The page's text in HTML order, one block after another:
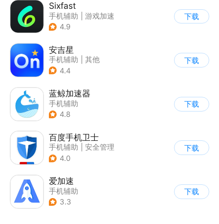
Sixfast
手机辅助
游戏加速
4.9
下载
安吉星
手机辅助
其他
4.4
下载
蓝鲸加速器
手机辅助
4.8
下载
百度手机卫士
手机辅助
安全管理
4.0
下载
爱加速
手机辅助
3.3
下载